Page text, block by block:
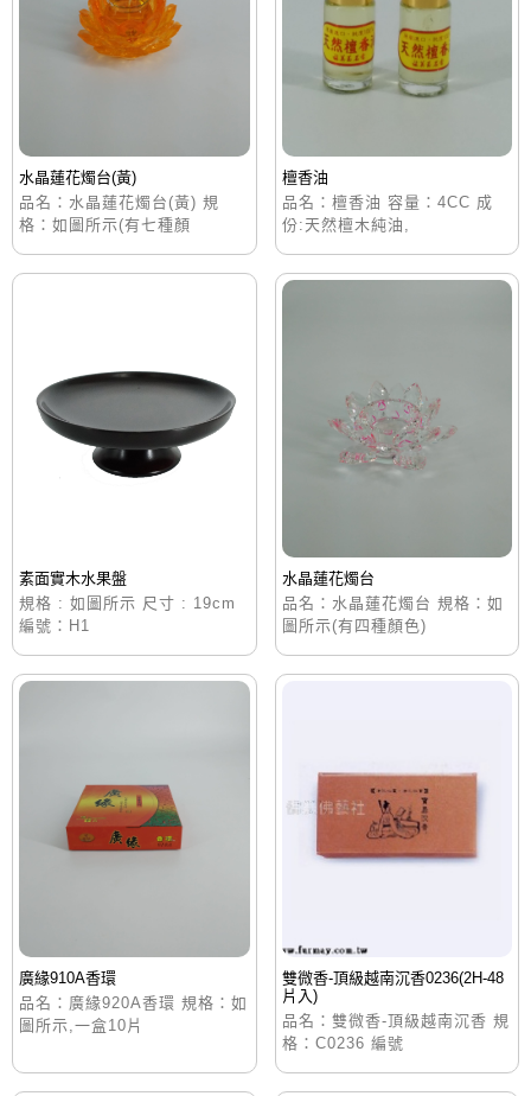
水晶蓮花燭台(黃)
品名：水晶蓮花燭台(黃) 規
格：如圖所示(有七種顏
檀香油
品名：檀香油 容量：4CC 成
份:天然檀木純油,
素面實木水果盤
規格 : 如圖所示 尺寸 : 19cm
編號：H1
水晶蓮花燭台
品名：水晶蓮花燭台 規格：如
圖所示(有四種顏色)
廣緣910A香環
品名：廣緣920A香環 規格：如
圖所示,一盒10片
雙微香-頂級越南沉香0236(2H-48
片入)
品名：雙微香-頂級越南沉香 規
格：C0236 編號